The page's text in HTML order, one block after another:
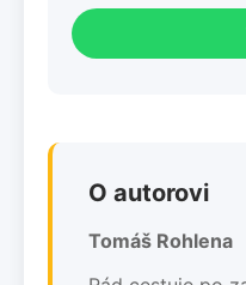
O autorovi
Tomáš Rohlena